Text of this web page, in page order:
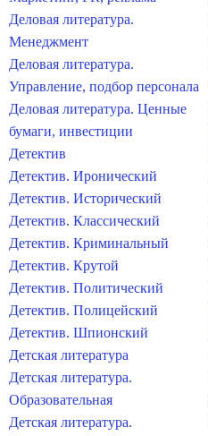
Деловая литература.
Менеджмент
Деловая литература.
Управление, подбор персонала
Деловая литература. Ценные
бумаги, инвестиции
Детектив
Детектив. Иронический
Детектив. Исторический
Детектив. Классический
Детектив. Криминальный
Детектив. Крутой
Детектив. Политический
Детектив. Полицейский
Детектив. Шпионский
Детская литература
Детская литература.
Образовательная
Детская литература.